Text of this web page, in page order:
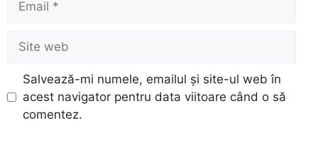
web
Salvează-mi numele, emailul și site-ul web în
acest navigator pentru data viitoare când o să
comentez.